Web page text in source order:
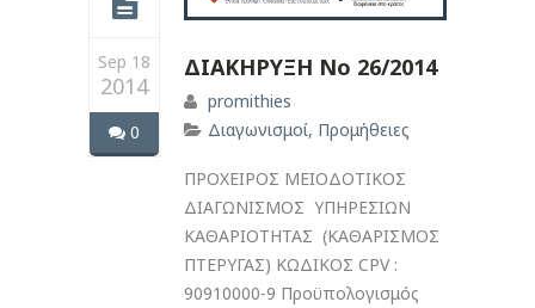
Sep 18
2014
0
ΔΙΑΚΗΡΥΞΗ Νο 26/2014
promithies
Διαγωνισμοί, Προμήθειες
ΠΡΟΧΕΙΡΟΣ ΜΕΙΟΔΟΤΙΚΟΣ
ΔΙΑΓΩΝΙΣΜΟΣ ΥΠΗΡΕΣΙΩΝ
ΚΑΘΑΡΙΟΤΗΤΑΣ (ΚΑΘΑΡΙΣΜΟΣ
ΠΤΕΡΥΓΑΣ) ΚΩΔΙΚΟΣ CPV :
90910000-9 Προϋπολογισμός